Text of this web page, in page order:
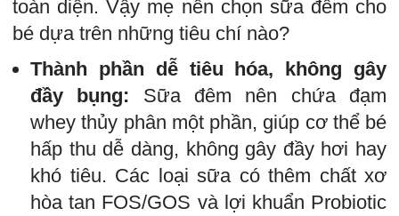
toàn diện. Vậy mẹ nên chọn sữa đêm cho
bé dựa trên những tiêu chí nào?
Thành phần dễ tiêu hóa, không gây
đầy bụng: Sữa đêm nên chứa đạm
whey thủy phân một phần, giúp cơ thể bé
hấp thu dễ dàng, không gây đầy hơi hay
khó tiêu. Các loại sữa có thêm chất xơ
hòa tan FOS/GOS và lợi khuẩn Probiotic